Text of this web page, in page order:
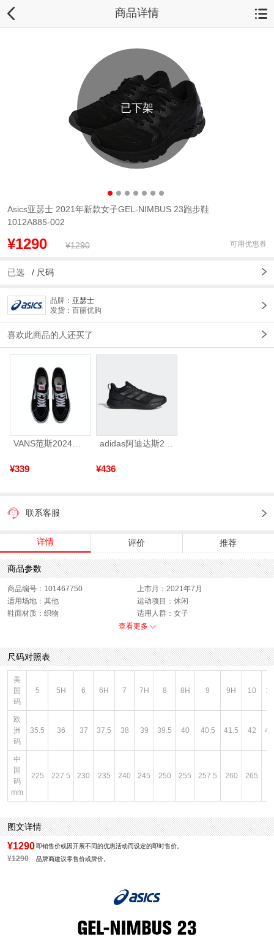
商品详情
已下架
Asics亚瑟士 2021年新款女子GEL-NIMBUS 23跑步鞋
1012A885-002
¥1290 ¥1290 可用优惠券
已选 / 尺码
品牌： 亚瑟士
发货：百丽优购
喜欢此商品的人还买了
VANS范斯2024中性SK8-HiCL帆布鞋/硫化鞋VN000D5IB8C
¥339 ¥436
联系客服
详情 评价 推荐
商品参数
商品编号：101467750
上市月：2021年7月
适用场地：其他
运动项目：休闲
鞋面材质：织物
适用人群：女子
适用场合：跑步
性别：女子
货品来源：招商
鞋帮：中帮
鞋底材质：橡胶底
里料材质：织物
色系：黑色
主要功能：透气
风格：休闲
查看更多
尺码对照表
美
国
码
5 5H 6 6H 7 7H 8 8H 9 9H 10
欧
洲
码
35.5 36 37 37.5 38 39 39.5 40 40.5 41.5 42
中
国
码
mm
225 227.5 230 235 240 245 250 255 257.5 260 265
图文详情
¥1290 即销售价或因开展不同的优惠活动而设定的即时售价。
¥1290 品牌商建议零售价或牌价。